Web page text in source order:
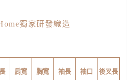
獨家研發織造
肩寬 胸寬 袖長 袖口 後叉長